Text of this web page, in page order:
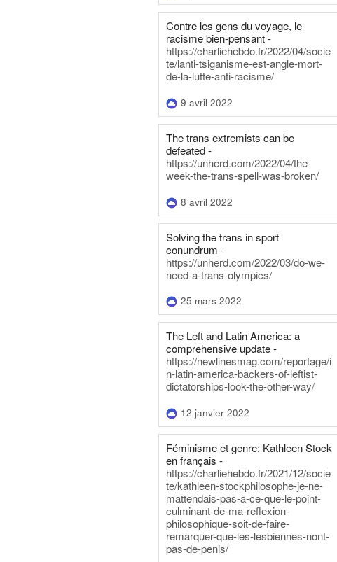
Contre les gens du voyage, le
racisme bien-pensant -
https://charliehebdo.fr/2022/04/socie
te/lanti-tsiganisme-est-angle-mort-
de-la-lutte-anti-racisme/
9 avril 2022
The trans extremists can be
defeated -
https://unherd.com/2022/04/the-
week-the-trans-spell-was-broken/
8 avril 2022
Solving the trans in sport
conundrum -
https://unherd.com/2022/03/do-we-
need-a-trans-olympics/
25 mars 2022
The Left and Latin America: a
comprehensive update -
https://newlinesmag.com/reportage/i
n-latin-america-backers-of-leftist-
dictatorships-look-the-other-way/
12 janvier 2022
Féminisme et genre: Kathleen Stock
en français -
https://charliehebdo.fr/2021/12/socie
te/kathleen-stockphilosophe-je-ne-
mattendais-pas-a-ce-que-le-point-
culminant-de-ma-reflexion-
philosophique-soit-de-faire-
remarquer-que-les-lesbiennes-nont-
pas-de-penis/